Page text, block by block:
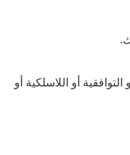
التوافقية أو اللاسلكية أو